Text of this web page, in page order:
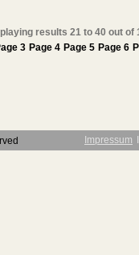
results 21 to 40 out of
3 Page 4 Page 5 Page 6
Impressum